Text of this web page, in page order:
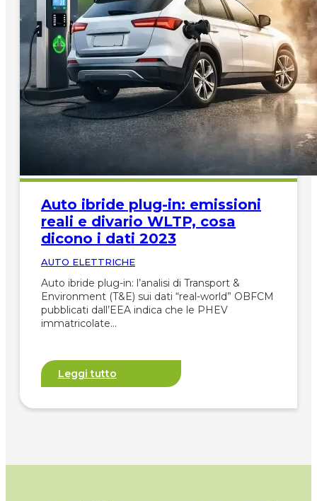
Auto ibride plug-in: emissioni
reali e divario WLTP, cosa
dicono i dati 2023
AUTO ELETTRICHE
Auto ibride plug-in: l’analisi di Transport &
Environment (T&E) sui dati “real-world” OBFCM
pubblicati dall’EEA indica che le PHEV
immatricolate…
Leggi tutto